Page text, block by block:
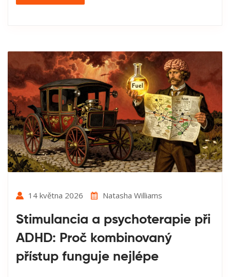
14 května 2026 Natasha Williams
Stimulancia a psychoterapie při
ADHD: Proč kombinovaný
přístup funguje nejlépe